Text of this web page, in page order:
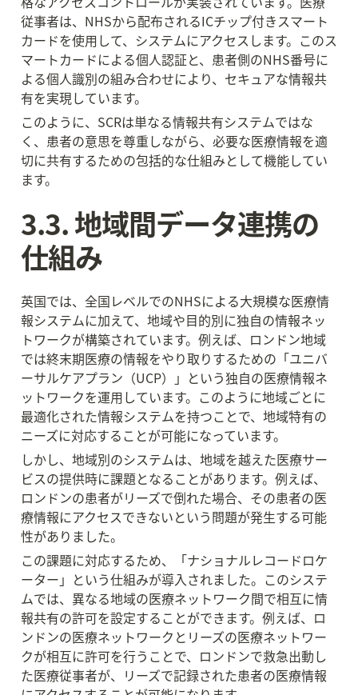
従事者は、NHSから配布されるICチップ付きスマート
カードを使用して、システムにアクセスします。このス
マートカードによる個人認証と、患者側のNHS番号に
よる個人識別の組み合わせにより、セキュアな情報共
有を実現しています。
このように、SCRは単なる情報共有システムではな
く、患者の意思を尊重しながら、必要な医療情報を適
切に共有するための包括的な仕組みとして機能してい
ます。
3.3. 地域間データ連携の
仕組み
英国では、全国レベルでのNHSによる大規模な医療情
報システムに加えて、地域や目的別に独自の情報ネッ
トワークが構築されています。例えば、ロンドン地域
では終末期医療の情報をやり取りするための「ユニバ
ーサルケアプラン（UCP）」という独自の医療情報ネ
ットワークを運用しています。このように地域ごとに
最適化された情報システムを持つことで、地域特有の
ニーズに対応することが可能になっています。
しかし、地域別のシステムは、地域を越えた医療サー
ビスの提供時に課題となることがあります。例えば、
ロンドンの患者がリーズで倒れた場合、その患者の医
療情報にアクセスできないという問題が発生する可能
性がありました。
この課題に対応するため、「ナショナルレコードロケ
ーター」という仕組みが導入されました。このシステ
ムでは、異なる地域の医療ネットワーク間で相互に情
報共有の許可を設定することができます。例えば、ロ
ンドンの医療ネットワークとリーズの医療ネットワー
クが相互に許可を行うことで、ロンドンで救急出動し
た医療従事者が、リーズで記録された患者の医療情報